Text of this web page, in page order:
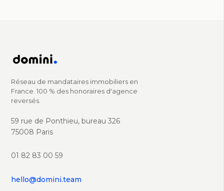
Réseau de mandataires immobiliers en
France. 100 % des honoraires d'agence
reversés.
59 rue de Ponthieu, bureau 326
75008 Paris
01 82 83 00 59
hello@domini.team